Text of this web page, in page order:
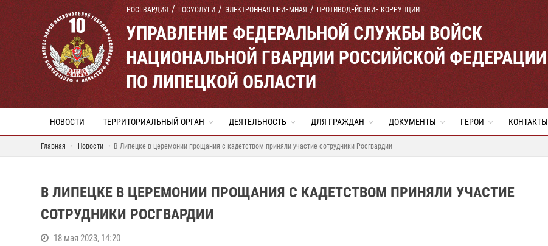
РОСГВАРДИЯ ГОСУСЛУГИ ЭЛЕКТРОННАЯ ПРИЕМНАЯ ПРОТИВОДЕЙСТВИЕ КОРРУПЦИИ
УПРАВЛЕНИЕ ФЕДЕРАЛЬНОЙ СЛУЖБЫ ВОЙСК
НАЦИОНАЛЬНОЙ ГВАРДИИ РОССИЙСКОЙ ФЕДЕРАЦИИ
ПО ЛИПЕЦКОЙ ОБЛАСТИ
НОВОСТИ ТЕРРИТОРИАЛЬНЫЙ ОРГАН ДЕЯТЕЛЬНОСТЬ ДЛЯ ГРАЖДАН ДОКУМЕНТЫ ГЕРОИ КОНТАКТЫ
Главная Новости В Липецке в церемонии прощания с кадетством приняли участие сотрудники Росгвардии
В ЛИПЕЦКЕ В ЦЕРЕМОНИИ ПРОЩАНИЯ С КАДЕТСТВОМ ПРИНЯЛИ УЧАСТИЕ
СОТРУДНИКИ РОСГВАРДИИ
18 мая 2023, 14:20